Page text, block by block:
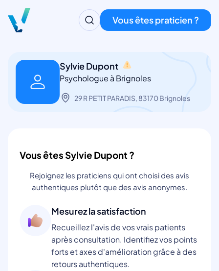
Vous êtes praticien ?
Sylvie Dupont
Psychologue à Brignoles
29 R PETIT PARADIS, 83170 Brignoles
Vous êtes Sylvie Dupont ?
Rejoignez les praticiens qui ont choisi des avis
authentiques plutôt que des avis anonymes.
Mesurez la satisfaction
Recueillez l'avis de vos vrais patients
après consultation. Identifiez vos points
forts et axes d'amélioration grâce à des
retours authentiques.